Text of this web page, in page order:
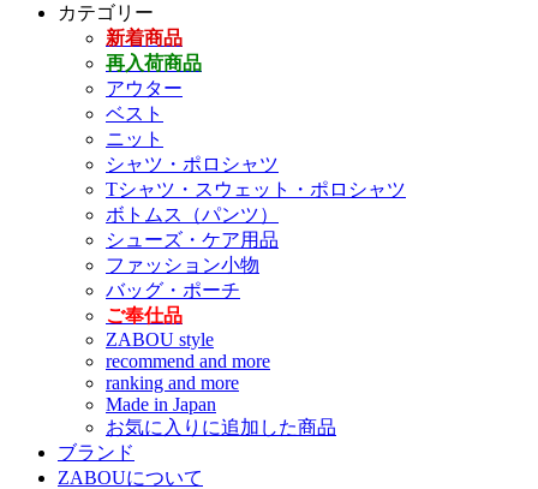
カテゴリー
新着商品
再入荷商品
アウター
ベスト
ニット
シャツ・ポロシャツ
Tシャツ・スウェット・ポロシャツ
ボトムス（パンツ）
シューズ・ケア用品
ファッション小物
バッグ・ポーチ
ご奉仕品
ZABOU style
recommend and more
ranking and more
Made in Japan
お気に入りに追加した商品
ブランド
ZABOUについて